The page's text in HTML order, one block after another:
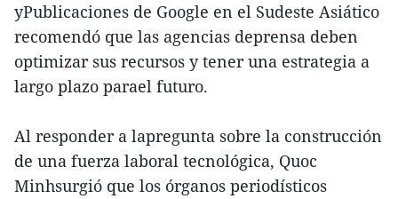
yPublicaciones de Google en el Sudeste Asiático
recomendó que las agencias deprensa deben
optimizar sus recursos y tener una estrategia a
largo plazo parael futuro.
Al responder a lapregunta sobre la construcción
de una fuerza laboral tecnológica, Quoc
Minhsurgió que los órganos periodísticos